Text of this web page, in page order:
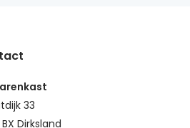
33
Dirksland